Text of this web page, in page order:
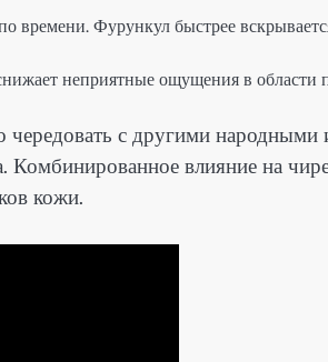
времени. Фурункул быстрее
неприятные ощущения в области
с другими народными
Комбинированное влияние на
кожи.